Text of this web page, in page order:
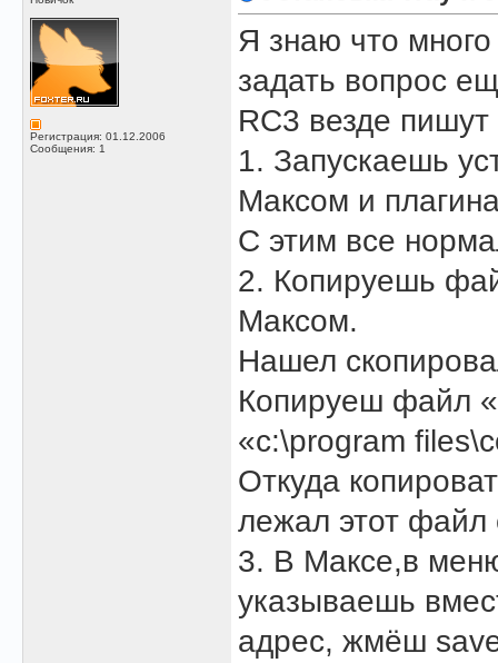
Регистрация: 01.12.2006
Сообщения: 1
Я знаю что
задать вопрос
RC3 везде
1. Запускаешь
Максом и
С этим все
2. Копируешь
Максом.
Нашел
Копируеш файл
«c:\program
Откуда
лежал этот файл
3. В Максе,в
указываешь
адрес, жмёш